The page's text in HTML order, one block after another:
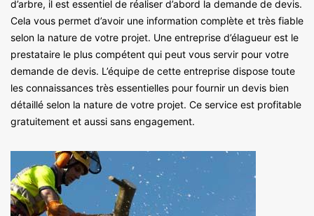
d’arbre, il est essentiel de réaliser d’abord la demande de devis.
Cela vous permet d’avoir une information complète et très fiable
selon la nature de votre projet. Une entreprise d’élagueur est le
prestataire le plus compétent qui peut vous servir pour votre
demande de devis. L’équipe de cette entreprise dispose toute
les connaissances très essentielles pour fournir un devis bien
détaillé selon la nature de votre projet. Ce service est profitable
gratuitement et aussi sans engagement.